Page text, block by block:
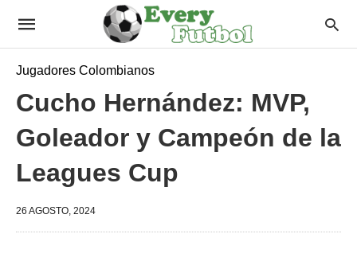
Jugadores Colombianos
Cucho Hernández: MVP,
Goleador y Campeón de la
Leagues Cup
26 AGOSTO, 2024